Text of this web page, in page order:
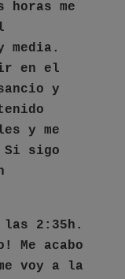
me
media.
en el
y
y me
Si sigo
2:35h.
Me acabo
voy a la